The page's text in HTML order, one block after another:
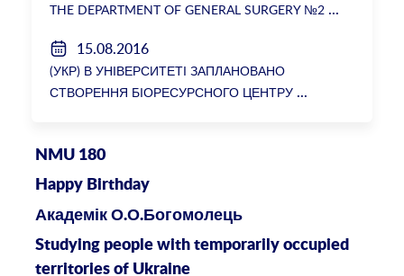
THE DEPARTMENT OF GENERAL SURGERY №2
15.08.2016
(УКР) В УНІВЕРСИТЕТІ ЗАПЛАНОВАНО
СТВОРЕННЯ БІОРЕСУРСНОГО ЦЕНТРУ
NMU 180
Happy Birthday
Академік О.О.Богомолець
Studying people with temporarily occupied
territories of Ukraine